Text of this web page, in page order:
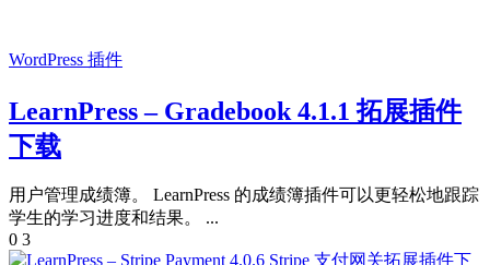
WordPress 插件
LearnPress – Gradebook 4.1.1 拓展插件
下载
用户管理成绩簿。 LearnPress 的成绩簿插件可以更轻松地跟踪
学生的学习进度和结果。 ...
0 3